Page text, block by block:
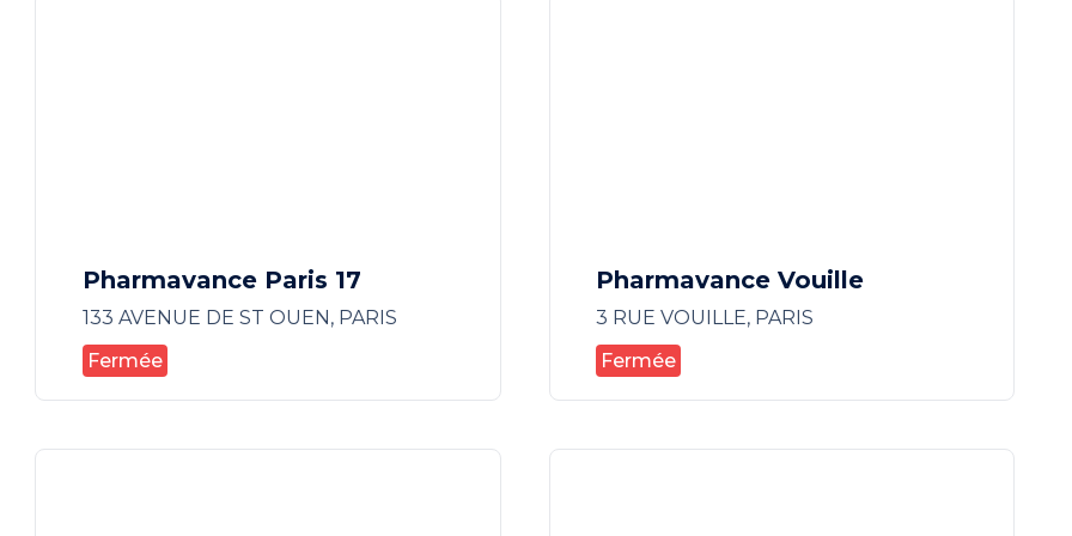
Pharmavance Paris 17
133 AVENUE DE ST OUEN, PARIS
Fermée
Pharmavance Vouille
3 RUE VOUILLE, PARIS
Fermée